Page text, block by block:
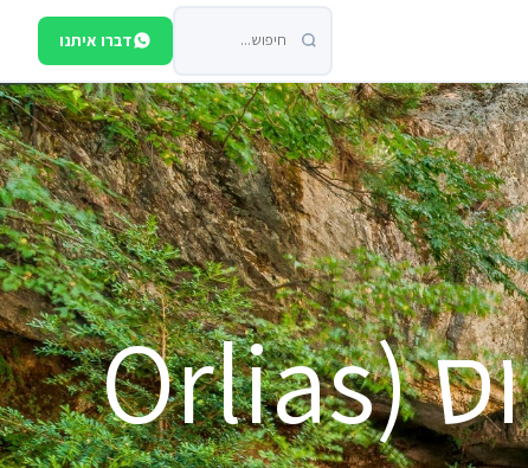
דברו איתנו
מפלי אורליה הר אולימפוס (Orlias